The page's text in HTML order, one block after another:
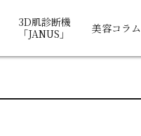
3D肌診断機
「JANUS」
美容コラム